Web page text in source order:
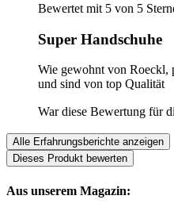
Bewertet mit 5 von 5
Super Handschuhe
Wie gewohnt von Roeckl,
und sind von top Qualität
War diese Bewertung für
Alle Erfahrungsberichte anzeigen
Dieses Produkt bewerten
Aus unserem Magazin: